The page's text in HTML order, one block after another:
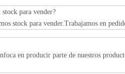
para vender?
stock para vender.Trabajamos en
en producir parte de nuestros